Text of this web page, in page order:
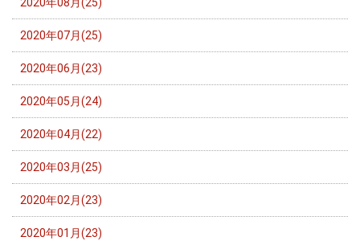
2020年07月(25)
2020年06月(23)
2020年05月(24)
2020年04月(22)
2020年03月(25)
2020年02月(23)
2020年01月(23)